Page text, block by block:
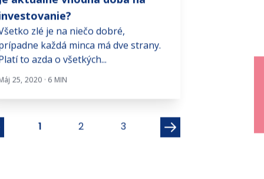
aktuálne vhodná doba na
zlé je na niečo dobré,
každá minca má dve strany.
malo priniesť